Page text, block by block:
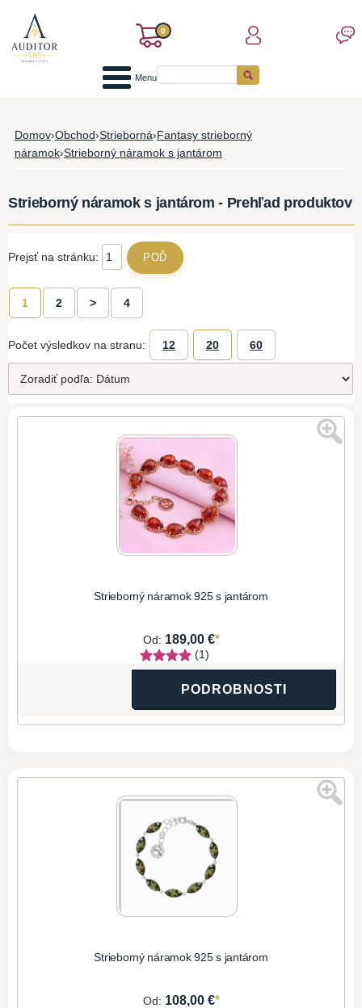
0
Menu
Domov›Obchod›Strieborná›Fantasy strieborný
náramok›Strieborný náramok s jantárom
Strieborný náramok s jantárom - Prehľad produktov
Prejsť na stránku:
1 2 > 4
Počet výsledkov na stranu: 12 20 60
Strieborný náramok 925 s jantárom
Od: 189,00 €*
(1)
PODROBNOSTI
Strieborný náramok 925 s jantárom
Od: 108,00 €*